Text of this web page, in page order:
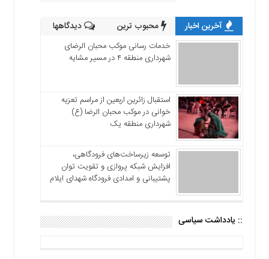
آخرین اخبار محبوب ترین دیدگاهها
خدمات رسانی موکب محبان الرضای
شهرداری منطقه ۴ در مسیر مشایه
استقبال زائرین اربعین از مراسم تعزیه
خوانی در موکب محبان الرضا (ع)
شهرداری منطقه یک
توسعه زیرساخت‌های فرودگاهی،
افزایش شبکه پروازی و تقویت توان
پشتیبانی و امدادی فرودگاه شهدای ایلام
:: یادداشت سیاسی